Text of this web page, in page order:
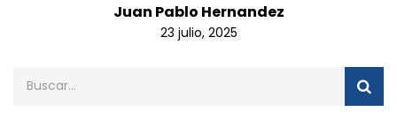
Juan Pablo Hernandez
23 julio, 2025